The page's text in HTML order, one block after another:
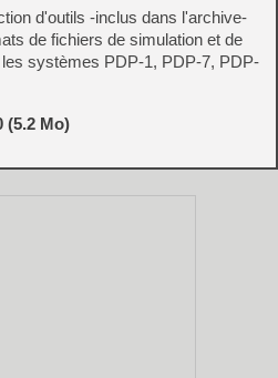
d'outils -inclus dans l'archive-
de fichiers de simulation et de
systèmes PDP-1, PDP-7, PDP-
(5.2 Mo)